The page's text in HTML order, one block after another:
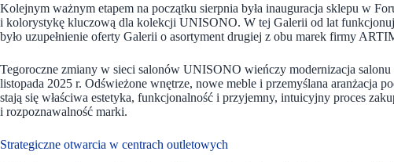
Kolejnym ważnym etapem na początku sierpnia była inauguracja sklepu w
i kolorystykę kluczową dla kolekcji UNISONO. W tej Galerii od lat
było uzupełnienie oferty Galerii o asortyment drugiej z obu marek firmy
Tegoroczne zmiany w sieci salonów UNISONO wieńczy modernizacja
listopada 2025 r. Odświeżone wnętrze, nowe meble i przemyślana aranżacja
stają się właściwa estetyka, funkcjonalność i przyjemny, intuicyjny proces
i rozpoznawalność marki.
Strategiczne otwarcia w centrach outletowych